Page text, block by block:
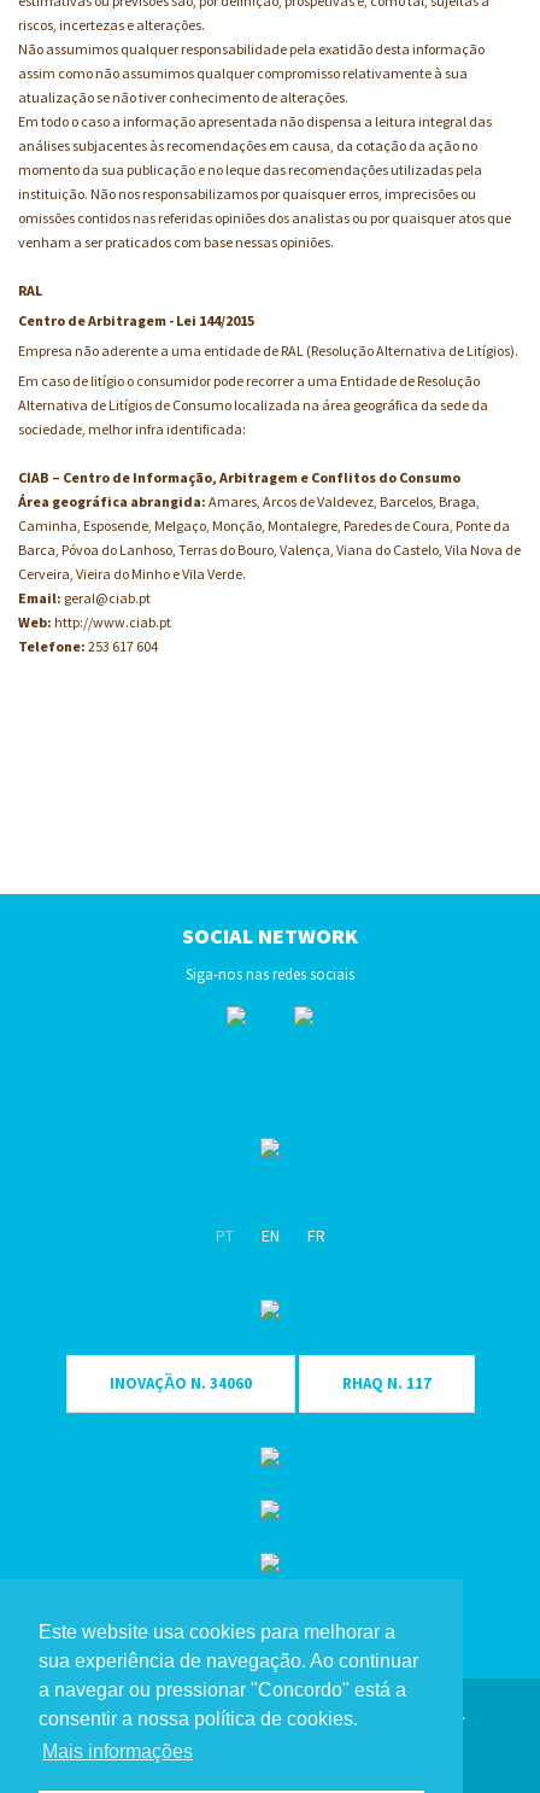
Este website usa cookies para melhorar a
sua experiência de navegação. Ao continuar
a navegar ou pressionar "Concordo" está a
consentir a nossa política de cookies.
Mais informações
riscos, incertezas e alterações.
Não assumimos qualquer responsabilidade pela exatidão desta informação
assim como não assumimos qualquer compromisso relativamente à sua
atualização se não tiver conhecimento de alterações.
Em todo o caso a informação apresentada não dispensa a leitura integral das
análises subjacentes às recomendações em causa, da cotação da ação no
momento da sua publicação e no leque das recomendações utilizadas pela
instituição. Não nos responsabilizamos por quaisquer erros, imprecisões ou
omissões contidos nas referidas opiniões dos analistas ou por quaisquer atos que
venham a ser praticados com base nessas opiniões.
RAL
Centro de Arbitragem - Lei 144/2015
Empresa não aderente a uma entidade de RAL (Resolução Alternativa de Litígios).
Em caso de litígio o consumidor pode recorrer a uma Entidade de Resolução
Alternativa de Litígios de Consumo localizada na área geográfica da sede da
sociedade, melhor infra identificada:
CIAB – Centro de Informação, Arbitragem e Conflitos do Consumo
Área geográfica abrangida: Amares, Arcos de Valdevez, Barcelos, Braga,
Caminha, Esposende, Melgaço, Monção, Montalegre, Paredes de Coura, Ponte da
Barca, Póvoa do Lanhoso, Terras do Bouro, Valença, Viana do Castelo, Vila Nova de
Cerveira, Vieira do Minho e Vila Verde.
Email: geral@ciab.pt
Web: http://www.ciab.pt
Telefone: 253 617 604
SOCIAL NETWORK
Siga-nos nas redes sociais
PT EN FR
INOVAÇȀO N. 34060 RHAQ N. 117
Copyright Eme Singular® 2023. Todos os direitos reservados.